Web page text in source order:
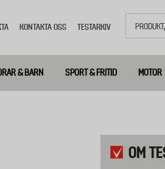
KONTAKTA OSS TESTARKIV
& BARN SPORT & FRITID MOTOR
OM